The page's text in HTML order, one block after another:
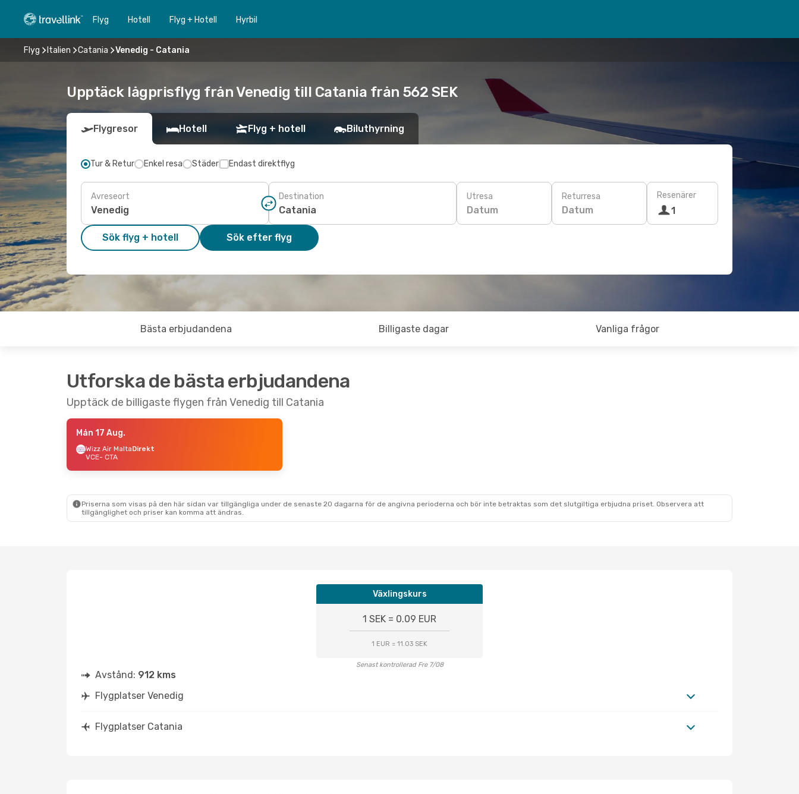
Flyg Hotell Flyg + Hotell Hyrbil
Flyg Italien Catania Venedig - Catania
Upptäck lågprisflyg från Venedig till Catania från 562 SEK
Flygresor Hotell Flyg + hotell Biluthyrning
Tur & Retur Enkel resa Städer Endast direktflyg
Avreseort Destination Utresa
Datum
Returresa
Datum
Resenärer
1
Sök flyg + hotell Sök efter flyg
Bästa erbjudandena Billigaste dagar Vanliga frågor
Utforska de bästa erbjudandena
Upptäck de billigaste flygen från Venedig till Catania
Mån 17 Aug.
Wizz Air MaltaDirekt
VCE- CTA
Priserna som visas på den här sidan var tillgängliga under de senaste 20 dagarna för de angivna perioderna och bör inte betraktas som det slutgiltiga erbjudna priset. Observera att
tillgänglighet och priser kan komma att ändras.
Växlingskurs
1 SEK = 0.09 EUR
1 EUR = 11.03 SEK
Senast kontrollerad Fre 7/08
Avstånd: 912 kms
Flygplatser Venedig
Flygplatser Catania